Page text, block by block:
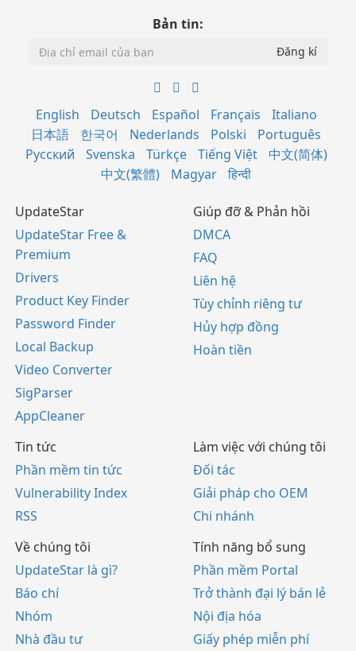
Bản tin:
English Deutsch Español Français
Italiano
日本語
한국어 Nederlands Polski
Português
Русский
Svenska Türkçe Tiếng Việt
中文(简体)
中文(繁體)
Magyar हिन्दी
UpdateStar
UpdateStar Free &
Premium
Drivers
Product Key Finder
Password Finder
Local Backup
Video Converter
SigParser
AppCleaner
Giúp đỡ & Phản hồi
DMCA
FAQ
Liên hệ
Tùy chỉnh riêng tư
Hủy hợp đồng
Hoàn tiền
Tin tức
Phần mềm tin tức
Vulnerability Index
RSS
Làm việc với chúng tôi
Đối tác
Giải pháp cho OEM
Chi nhánh
Về chúng tôi
UpdateStar là gì?
Báo chí
Nhóm
Nhà đầu tư
Tính năng bổ sung
Phần mềm Portal
Trở thành đại lý bán lẻ
Nội địa hóa
Giấy phép miễn phí